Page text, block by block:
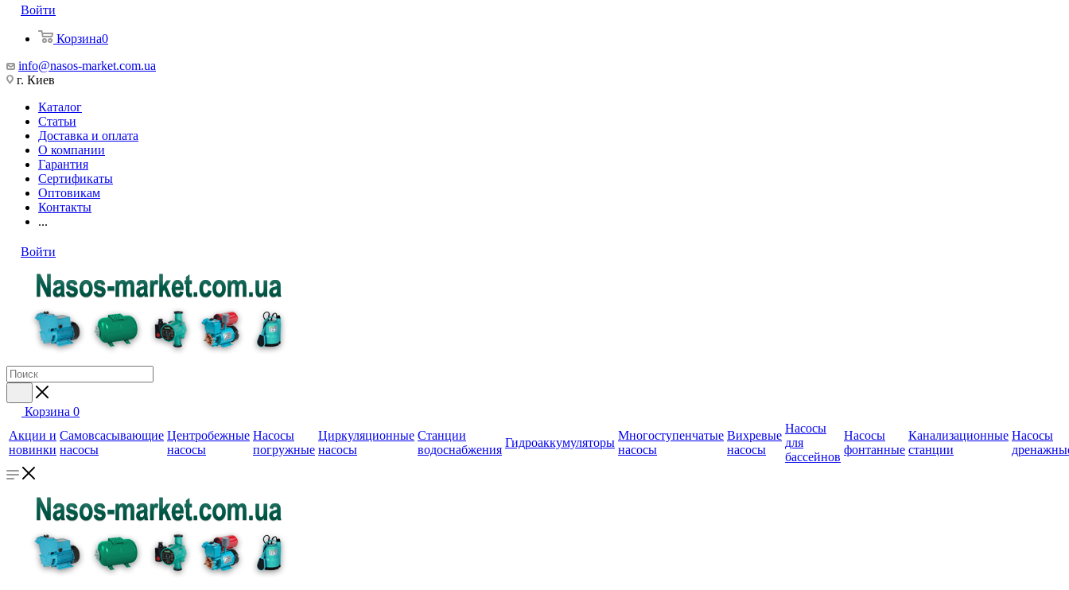
Войти
Корзина0
info@nasos-market.com.ua
г. Киев
Каталог
Статьи
Доставка и оплата
О компании
Гарантия
Сертификаты
Оптовикам
Контакты
...
Войти
Корзина 0
Акции и
новинки
Самовсасывающие
насосы
Центробежные
насосы
Насосы
погружные
Циркуляционные
насосы
Станции
водоснабжения
Гидроаккумуляторы
Многоступенчатые
насосы
Вихревые
насосы
Насосы
для
бассейнов
Насосы
фонтанные
Канализационные
станции
Насосы